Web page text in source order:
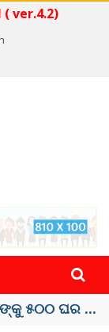
( ver.4.2)
କହିଲେ ...